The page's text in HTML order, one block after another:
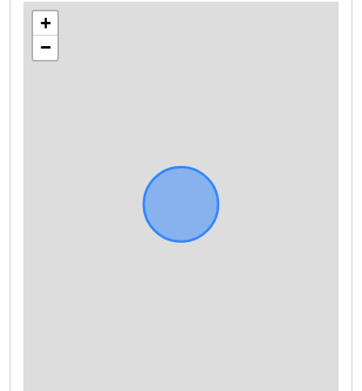
+
−